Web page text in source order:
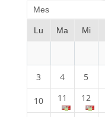
Mes
Lu Ma Mi
3 4 5
10 11 12